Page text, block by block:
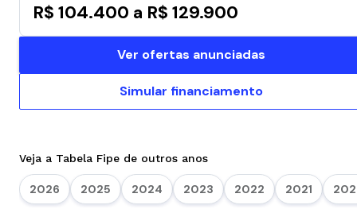
R$ 104.400 a R$ 129.900
Ver ofertas anunciadas
Simular financiamento
Veja a Tabela Fipe de outros anos
2026 2025 2024 2023 2022 2021